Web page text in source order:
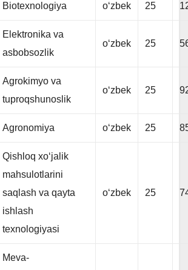
Biotexnologiya oʻzbek 25
Elektronika va
asbobsozlik
oʻzbek 25
Agrokimyo va
tuproqshunoslik
oʻzbek 25
Agronomiya oʻzbek 25
Qishloq xoʻjalik
mahsulotlarini
saqlash va qayta
ishlash
texnologiyasi
oʻzbek 25
Meva-